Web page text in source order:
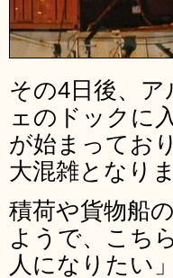
その4日後、
ェのドックに
が始まってお
大混雑となり
積荷や貨物船
ようで、こち
人になりたい